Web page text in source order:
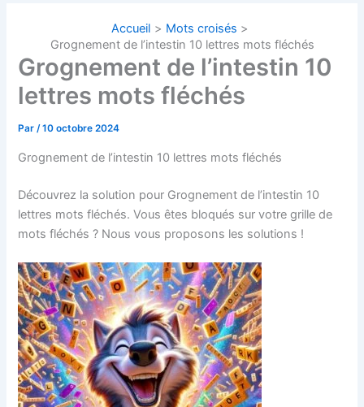
Accueil
Mots croisés
Grognement de l’intestin 10 lettres mots fléchés
Grognement de l’intestin 10
lettres mots fléchés
Par/10 octobre 2024
Grognement de l’intestin 10 lettres mots fléchés
Découvrez la solution pour Grognement de l’intestin 10
lettres mots fléchés. Vous êtes bloqués sur votre grille de
mots fléchés ? Nous vous proposons les solutions !